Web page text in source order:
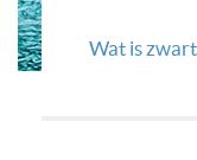
Wat is